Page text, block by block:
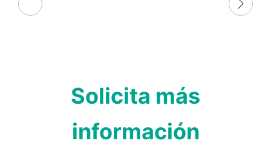
Solicita más
información